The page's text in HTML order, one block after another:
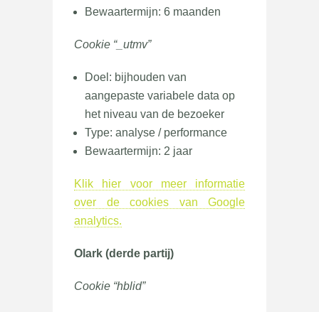
Bewaartermijn: 6 maanden
Cookie “_utmv”
Doel: bijhouden van
aangepaste variabele data op
het niveau van de bezoeker
Type: analyse / performance
Bewaartermijn: 2 jaar
Klik hier voor meer informatie
over de cookies van Google
analytics.
Olark (derde partij)
Cookie “hblid”